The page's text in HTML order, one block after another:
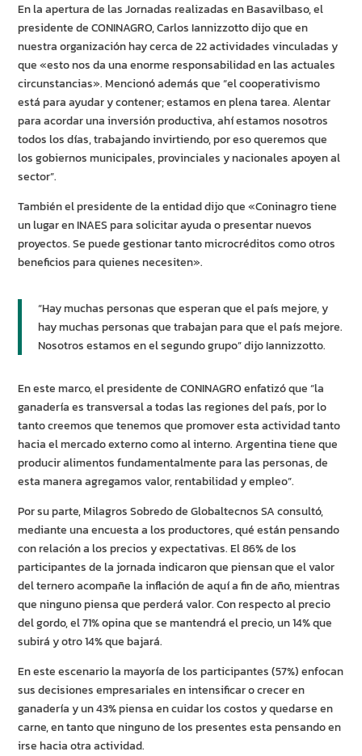
En la apertura de las Jornadas realizadas en Basavilbaso, el
presidente de CONINAGRO, Carlos Iannizzotto dijo que en
nuestra organización hay cerca de 22 actividades vinculadas y
que «esto nos da una enorme responsabilidad en las actuales
circunstancias». Mencionó además que “el cooperativismo
está para ayudar y contener; estamos en plena tarea. Alentar
para acordar una inversión productiva, ahí estamos nosotros
todos los días, trabajando invirtiendo, por eso queremos que
los gobiernos municipales, provinciales y nacionales apoyen al
sector”.
También el presidente de la entidad dijo que «Coninagro tiene
un lugar en INAES para solicitar ayuda o presentar nuevos
proyectos. Se puede gestionar tanto microcréditos como otros
beneficios para quienes necesiten».
“Hay muchas personas que esperan que el país mejore, y
hay muchas personas que trabajan para que el país mejore.
Nosotros estamos en el segundo grupo” dijo Iannizzotto.
En este marco, el presidente de CONINAGRO enfatizó que “la
ganadería es transversal a todas las regiones del país, por lo
tanto creemos que tenemos que promover esta actividad tanto
hacia el mercado externo como al interno. Argentina tiene que
producir alimentos fundamentalmente para las personas, de
esta manera agregamos valor, rentabilidad y empleo”.
Por su parte, Milagros Sobredo de Globaltecnos SA consultó,
mediante una encuesta a los productores, qué están pensando
con relación a los precios y expectativas. El 86% de los
participantes de la jornada indicaron que piensan que el valor
del ternero acompañe la inflación de aquí a fin de año, mientras
que ninguno piensa que perderá valor. Con respecto al precio
del gordo, el 71% opina que se mantendrá el precio, un 14% que
subirá y otro 14% que bajará.
En este escenario la mayoría de los participantes (57%) enfocan
sus decisiones empresariales en intensificar o crecer en
ganadería y un 43% piensa en cuidar los costos y quedarse en
carne, en tanto que ninguno de los presentes esta pensando en
irse hacia otra actividad.